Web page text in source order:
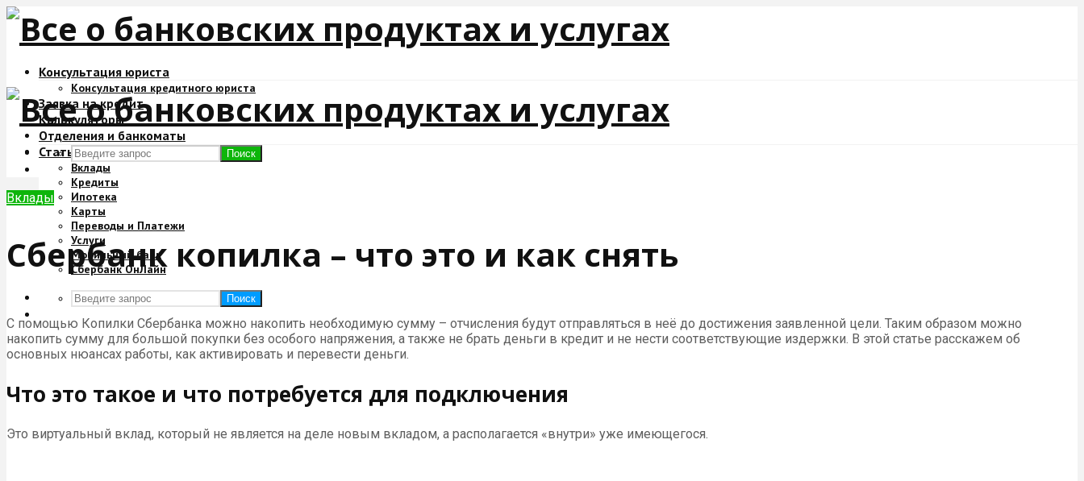
Консультация юриста
Консультация кредитного юриста
Заявка на кредит
Калькуляторы
Отделения и банкоматы
Статьи
Вклады
Кредиты
Ипотека
Карты
Переводы и Платежи
Услуги
Мобильный банк
Сбербанк ОнЛайн
Поиск
Поиск
Вклады
Сбербанк копилка – что это и как снять
С помощью Копилки Сбербанка можно накопить необходимую сумму – отчисления будут отправляться в неё до достижения заявленной цели. Таким образом можно
накопить сумму для большой покупки без особого напряжения, а также не брать деньги в кредит и не нести соответствующие издержки. В этой статье расскажем об
основных нюансах работы, как активировать и перевести деньги.
Что это такое и что потребуется для подключения
Это виртуальный вклад, который не является на деле новым вкладом, а располагается «внутри» уже имеющегося.